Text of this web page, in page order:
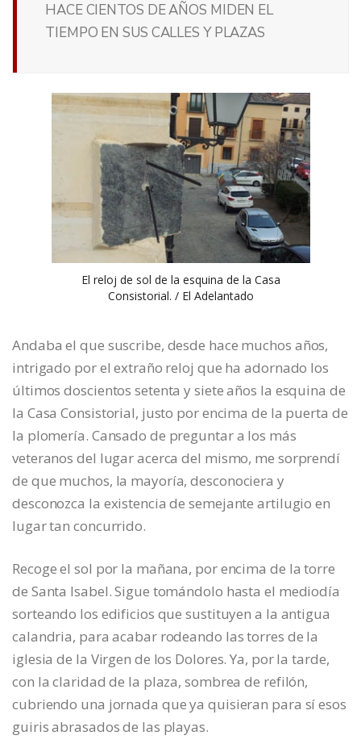
HACE CIENTOS DE AÑOS MIDEN EL
TIEMPO EN SUS CALLES Y PLAZAS
El reloj de sol de la esquina de la Casa
Consistorial. / El Adelantado
Andaba el que suscribe, desde hace muchos años,
intrigado por el extraño reloj que ha adornado los
últimos doscientos setenta y siete años la esquina de
la Casa Consistorial, justo por encima de la puerta de
la plomería. Cansado de preguntar a los más
veteranos del lugar acerca del mismo, me sorprendí
de que muchos, la mayoría, desconociera y
desconozca la existencia de semejante artilugio en
lugar tan concurrido.
Recoge el sol por la mañana, por encima de la torre
de Santa Isabel. Sigue tomándolo hasta el mediodía
sorteando los edificios que sustituyen a la antigua
calandria, para acabar rodeando las torres de la
iglesia de la Virgen de los Dolores. Ya, por la tarde,
con la claridad de la plaza, sombrea de refilón,
cubriendo una jornada que ya quisieran para sí esos
guiris abrasados de las playas.